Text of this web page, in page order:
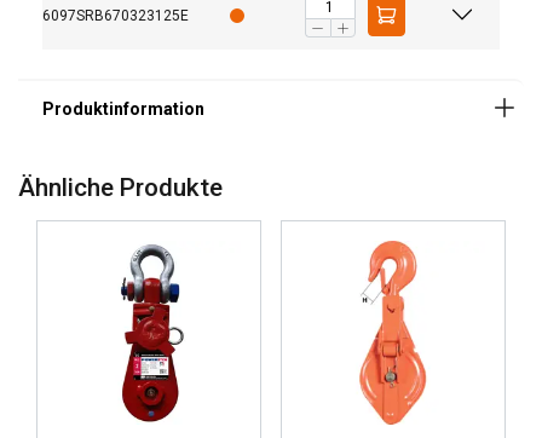
6097SRB670323125E
Ähnliche Produkte